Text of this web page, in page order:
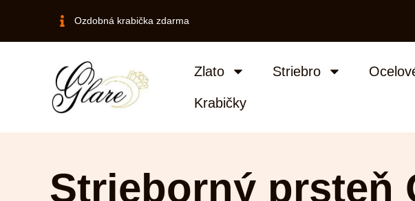
Ozdobná krabička zdarma
Zlato Striebro
Krabičky
Strieborný prsteň